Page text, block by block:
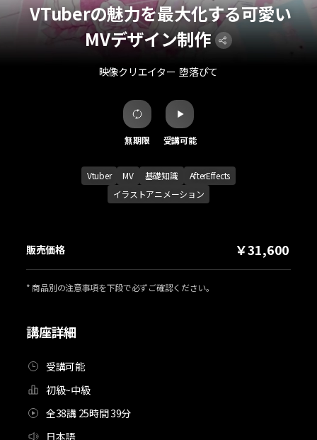
VTuberの魅力を最大化する可愛い
MVデザイン制作
映像クリエイター 堕落ぴて
無期限 受講可能
Vtuber MV 基礎知識
AfterEffects
イラストアニメーション
講座詳細
受講可能
初級~中級
全38講 25時間 39分
日本語
販売価格 ￥31,600
* 商品別の注意事項を下段で必ずご確認ください。